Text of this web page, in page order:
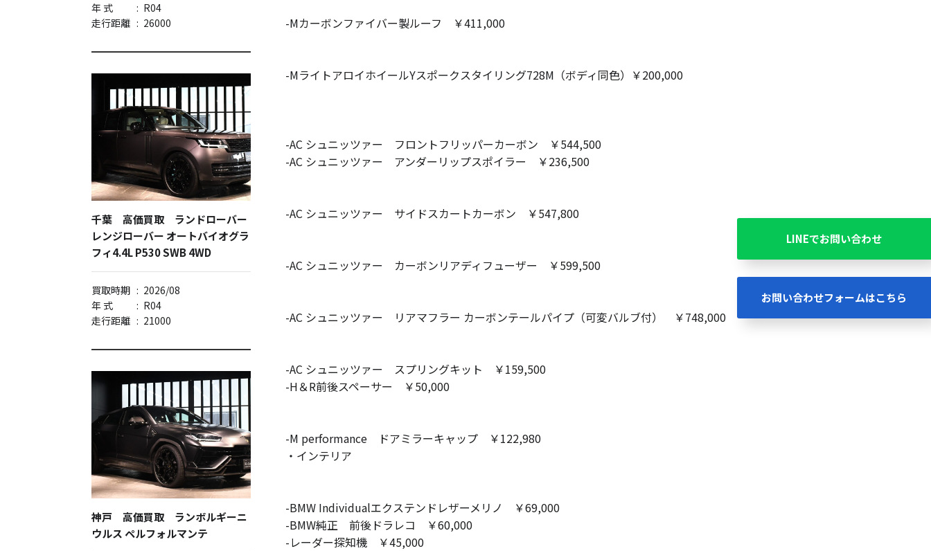
LINEでお問い合わせ
お問い合わせフォームはこちら
年 式
: R04
走行距離 : 26000
千葉 高価買取 ランドローバー
レンジローバー オートバイオグラ
フィ4.4L P530 SWB 4WD
買取時期 : 2026/08
年 式
: R04
走行距離 : 21000
神戸 高価買取 ランボルギーニ
ウルス ペルフォルマンテ
-Mカーボンファイバー製ルーフ ￥411,000
-MライトアロイホイールYスポークスタイリング728M（ボディ同色）￥200,000
-AC シュニッツァー フロントフリッパーカーボン ￥544,500
-AC シュニッツァー アンダーリップスポイラー ￥236,500
-AC シュニッツァー サイドスカートカーボン ￥547,800
-AC シュニッツァー カーボンリアディフューザー ￥599,500
-AC シュニッツァー リアマフラー カーボンテールパイプ（可変バルブ付） ￥748,000
-AC シュニッツァー スプリングキット ￥159,500
-H＆R前後スペーサー ￥50,000
-M performance ドアミラーキャップ ￥122,980
・インテリア
-BMW Individualエクステンドレザーメリノ ￥69,000
-BMW純正 前後ドラレコ ￥60,000
-レーダー探知機 ￥45,000